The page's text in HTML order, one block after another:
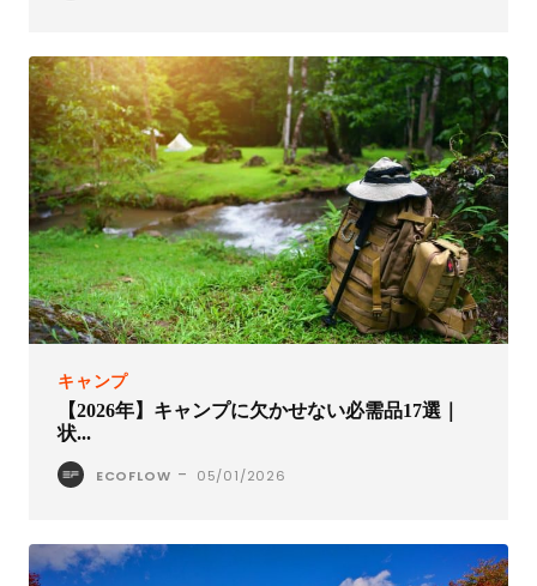
キャンプ
【2026年】キャンプに欠かせない必需品17選｜
状...
ECOFLOW - 05/01/2026